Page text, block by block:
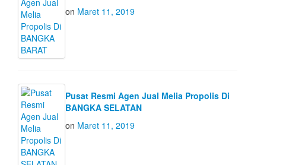
on Maret 11, 2019
Pusat Resmi Agen Jual Melia Propolis Di
BANGKA SELATAN
on Maret 11, 2019